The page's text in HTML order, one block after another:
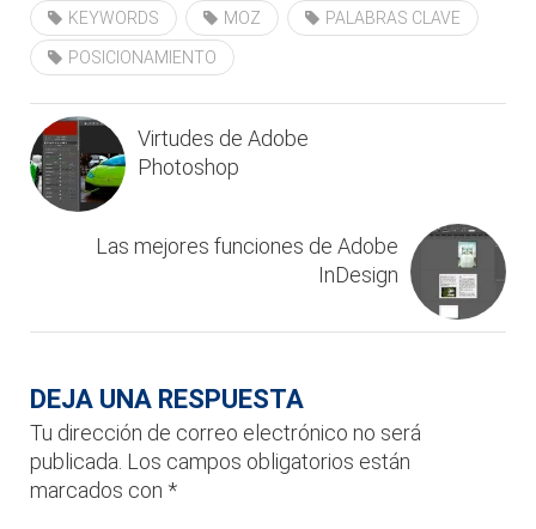
KEYWORDS MOZ PALABRAS CLAVE
POSICIONAMIENTO
Virtudes de Adobe
Photoshop
Las mejores funciones de Adobe
InDesign
DEJA UNA RESPUESTA
Tu dirección de correo electrónico no será
publicada. Los campos obligatorios están
marcados con *